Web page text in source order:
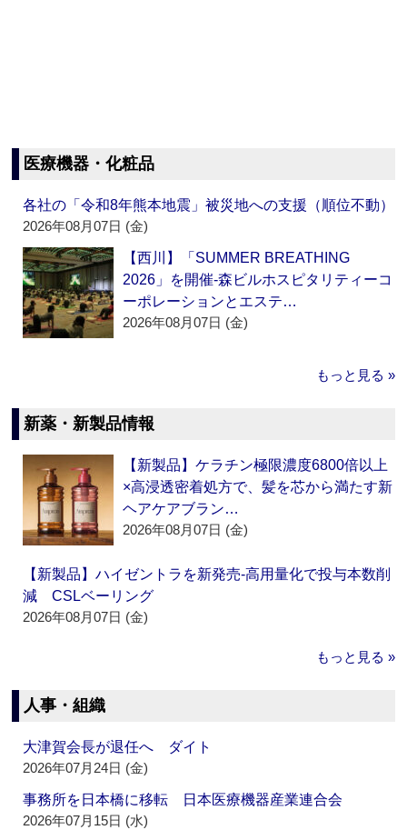
医療機器・化粧品
各社の「令和8年熊本地震」被災地への支援（順位不動）
2026年08月07日 (金)
【西川】「SUMMER BREATHING
2026」を開催‐森ビルホスピタリティーコ
ーポレーションとエステ…
2026年08月07日 (金)
もっと見る »
新薬・新製品情報
【新製品】ケラチン極限濃度6800倍以上
×高浸透密着処方で、髪を芯から満たす新
ヘアケアブラン…
2026年08月07日 (金)
【新製品】ハイゼントラを新発売‐高用量化で投与本数削
減 CSLベーリング
2026年08月07日 (金)
もっと見る »
人事・組織
大津賀会長が退任へ ダイト
2026年07月24日 (金)
事務所を日本橋に移転 日本医療機器産業連合会
2026年07月15日 (水)